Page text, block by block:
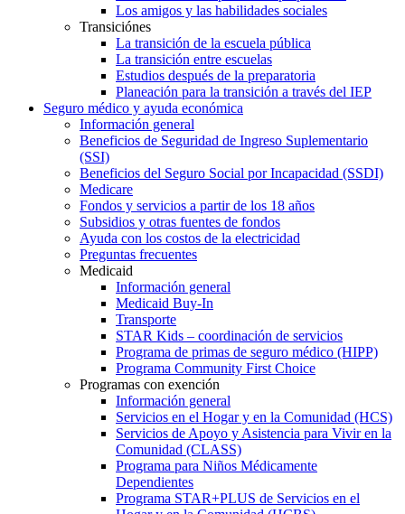
Los amigos y las habilidades sociales
Transiciónes
La transición de la escuela pública
La transición entre escuelas
Estudios después de la preparatoria
Planeación para la transición a través del IEP
Seguro médico y ayuda económica
Información general
Beneficios de Seguridad de Ingreso Suplementario
(SSI)
Beneficios del Seguro Social por Incapacidad (SSDI)
Medicare
Fondos y servicios a partir de los 18 años
Subsidios y otras fuentes de fondos
Ayuda con los costos de la electricidad
Preguntas frecuentes
Medicaid
Información general
Medicaid Buy-In
Transporte
STAR Kids – coordinación de servicios
Programa de primas de seguro médico (HIPP)
Programa Community First Choice
Programas con exención
Información general
Servicios en el Hogar y en la Comunidad (HCS)
Servicios de Apoyo y Asistencia para Vivir en la
Comunidad (CLASS)
Programa para Niños Médicamente
Dependientes
Programa STAR+PLUS de Servicios en el